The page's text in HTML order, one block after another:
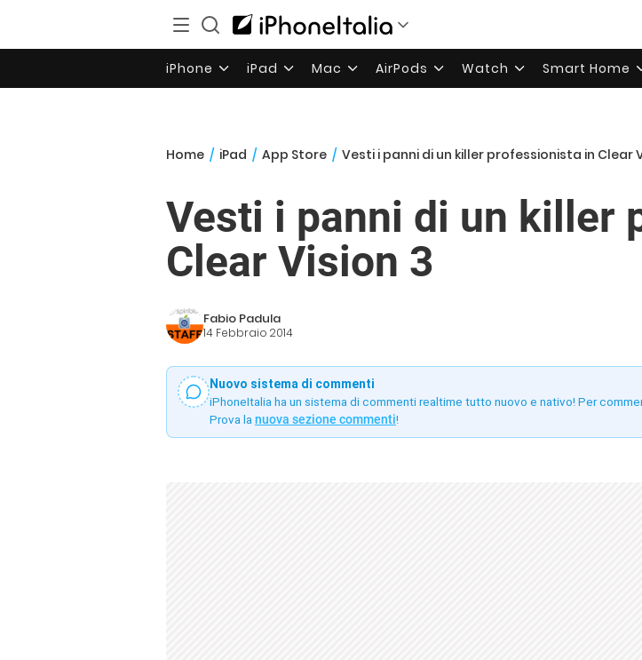
iPhone iPad Mac AirPods Watch Smart Home
Home / iPad / App Store / Vesti i panni di un killer professionista in Clear
Vesti i panni di un killer
Clear Vision 3
Fabio Padula
14 Febbraio 2014
Nuovo sistema di commenti
iPhoneItalia ha un sistema di commenti realtime tutto nuovo e nativo! Per
Prova la nuova sezione commenti!